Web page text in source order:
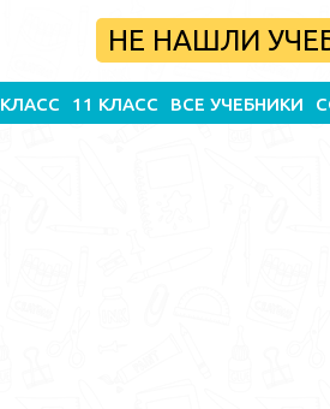
НЕ НАШЛИ
11 КЛАСС ВСЕ УЧЕБНИКИ